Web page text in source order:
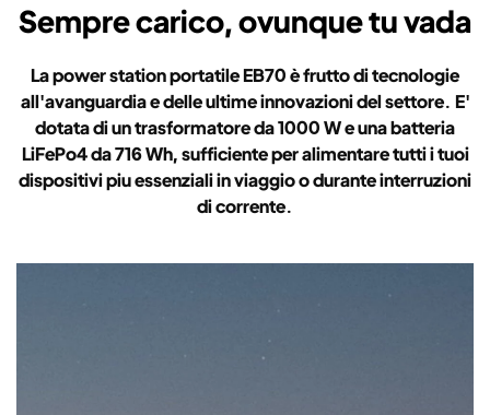
Sempre carico, ovunque tu vada
La power station portatile EB70 è frutto di tecnologie
all'avanguardia e delle ultime innovazioni del settore. E'
dotata di un trasformatore da 1000 W e una batteria
LiFePo4 da 716 Wh, sufficiente per alimentare tutti i tuoi
dispositivi piu essenziali in viaggio o durante interruzioni
di corrente.